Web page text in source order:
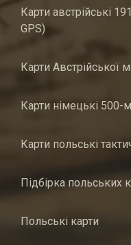
Карти австрійські
GPS)
Карти Австрійської
Карти німецькі
Карти польські
Підбірка польських
Польські карти